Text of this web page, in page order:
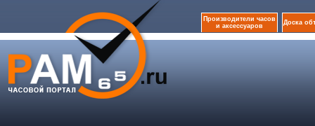
Производители часов
и аксессуаров
Доска